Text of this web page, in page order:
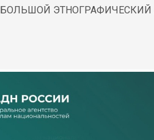
БОЛЬШОЙ ЭТНОГРАФИЧЕСКИЙ